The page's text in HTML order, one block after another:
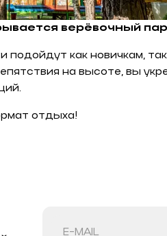
верёвочный
как новичкам,
на высоте, вы
отдыха!